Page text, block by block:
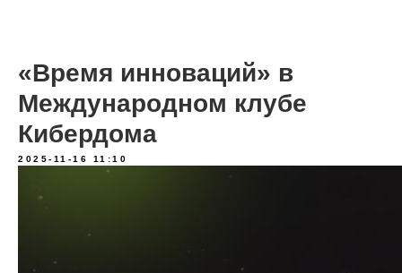
«Время инноваций» в
Международном клубе
Кибердома
2025-11-16 11:10